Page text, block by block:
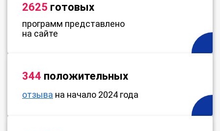
2625 готовых
программ представлено
на сайте
344 положительных
отзыва на начало 2024 года